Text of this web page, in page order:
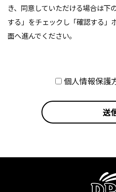
き、同意していただける場合は下
する」をチェックし「確認する」
面へ進んでください。
個人情報保護